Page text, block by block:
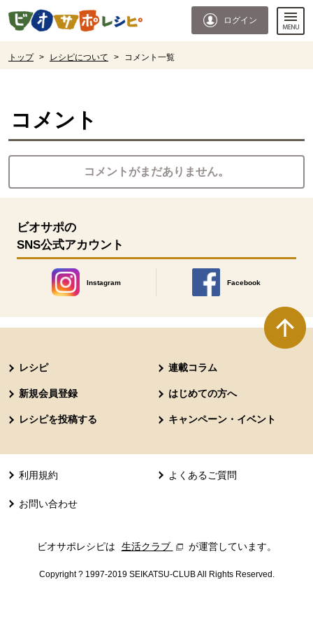
ページの先頭です。
ログイン
トップ > レシピについて > コメント一覧
コメント
コメントがまだありません。
ビオサポの
SNS公式アカウント
Instagram
別のウィンドウで開きます。
Facebook
別のウィンドウで開きます
レシピ 連載コラム
新規会員登録 はじめての方へ
レシピを投稿する キャンペーン・イベント
利用規約 よくあるご質問
お問い合わせ
ビオサポレシピは 生活クラブ 別のウィンドウで開きます。
が運営しています。
Copyright ? 1997-2019 SEIKATSU-CLUB All Rights Reserved.